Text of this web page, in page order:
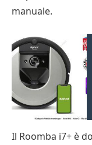
manuale.
Il Roomba i7+ è